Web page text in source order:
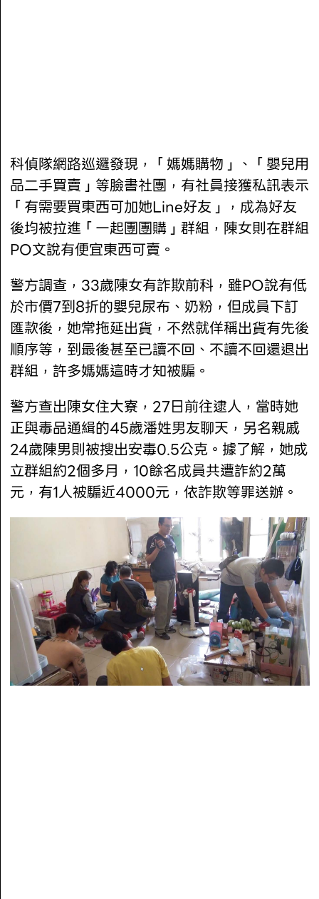
科偵隊網路巡邏發現，「媽媽購物」、「嬰兒用
品二手買賣」等臉書社團，有社員接獲私訊表示
「有需要買東西可加她Line好友」，成為好友
後均被拉進「一起團團購」群組，陳女則在群組
PO文說有便宜東西可賣。
警方調查，33歲陳女有詐欺前科，雖PO說有低
於市價7到8折的嬰兒尿布、奶粉，但成員下訂
匯款後，她常拖延出貨，不然就佯稱出貨有先後
順序等，到最後甚至已讀不回、不讀不回還退出
群組，許多媽媽這時才知被騙。
警方查出陳女住大寮，27日前往逮人，當時她
正與毒品通緝的45歲潘姓男友聊天，另名親戚
24歲陳男則被搜出安毒0.5公克。據了解，她成
立群組約2個多月，10餘名成員共遭詐約2萬
元，有1人被騙近4000元，依詐欺等罪送辦。